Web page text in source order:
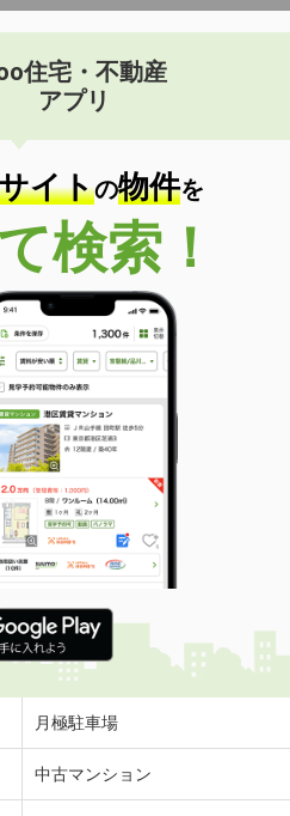
住宅・不動産
アプリ
イトの物件を
検索！
月極駐車場
中古マンション